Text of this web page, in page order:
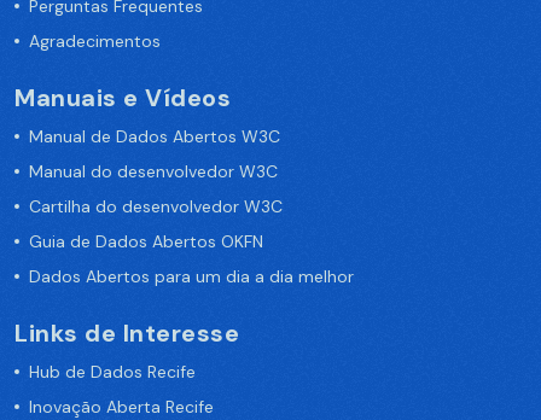
Perguntas Frequentes
Agradecimentos
Manuais e Vídeos
Manual de Dados Abertos W3C
Manual do desenvolvedor W3C
Cartilha do desenvolvedor W3C
Guia de Dados Abertos OKFN
Dados Abertos para um dia a dia melhor
Links de Interesse
Hub de Dados Recife
Inovação Aberta Recife